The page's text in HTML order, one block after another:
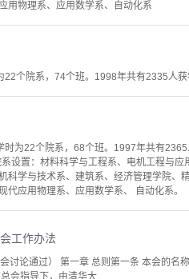
用物理系、应用数学系、自动化系
个院系，74个班。1998年共有2335人获
22个院系，68个班。1997年共有2365
设置：材料科学与工程系、电机工程与
科学与技术系、建筑系、经济管理学院、
应用物理系、应用数学系、 自动化系。
工作办法
讨论通过） 第一章 总则第一条 本会的
会指导下，由清华大...